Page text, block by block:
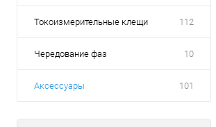
Токоизмерительные клещи 112
Чередование фаз 10
Аксессуары 101